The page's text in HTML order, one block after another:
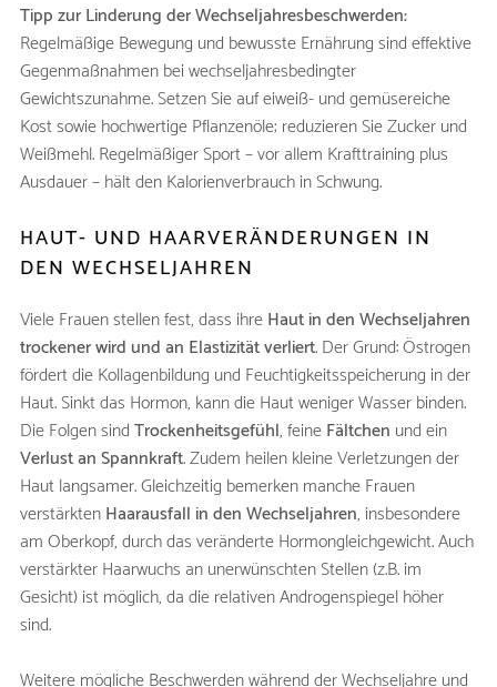
Tipp zur Linderung der Wechseljahresbeschwerden:
Regelmäßige Bewegung und bewusste Ernährung sind effektive
Gegenmaßnahmen bei wechseljahresbedingter
Gewichtszunahme. Setzen Sie auf eiweiß- und gemüsereiche
Kost sowie hochwertige Pflanzenöle; reduzieren Sie Zucker und
Weißmehl. Regelmäßiger Sport – vor allem Krafttraining plus
Ausdauer – hält den Kalorienverbrauch in Schwung.
HAUT- UND HAARVERÄNDERUNGEN IN
DEN WECHSELJAHREN
Viele Frauen stellen fest, dass ihreHaut in den Wechseljahren
trockener wird und an Elastizität verliert. Der Grund: Östrogen
fördert die Kollagenbildung und Feuchtigkeitsspeicherung in der
Haut. Sinkt das Hormon, kann die Haut weniger Wasser binden.
Die Folgen sindTrockenheitsgefühl, feineFältchen und ein
Verlust an Spannkraft. Zudem heilen kleine Verletzungen der
Haut langsamer. Gleichzeitig bemerken manche Frauen
verstärktenHaarausfall in den Wechseljahren, insbesondere
am Oberkopf, durch das veränderte Hormongleichgewicht. Auch
verstärkter Haarwuchs an unerwünschten Stellen (z.B. im
Gesicht) ist möglich, da die relativen Androgenspiegel höher
sind.
Weitere mögliche Beschwerden während der Wechseljahre und